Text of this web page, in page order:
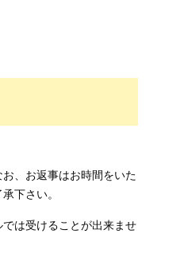
、お返事はお時間をいた
下さい。
は受けることが出来ませ